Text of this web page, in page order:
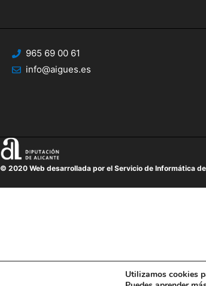
965 69 00 61
info@aigues.es
© 2020 Web desarrollada por el Servicio de Informática
Utilizamos cookies